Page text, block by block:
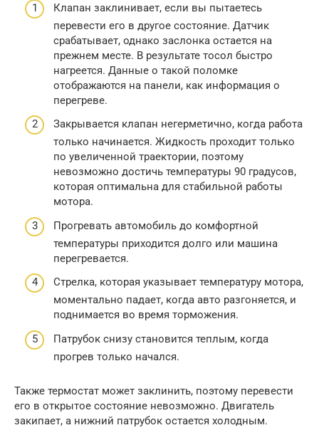
Клапан заклинивает, если вы пытаетесь
перевести его в другое состояние. Датчик
срабатывает, однако заслонка остается на
прежнем месте. В результате тосол быстро
нагреется. Данные о такой поломке
отображаются на панели, как информация о
перегреве.
Закрывается клапан негерметично, когда работа
только начинается. Жидкость проходит только
по увеличенной траектории, поэтому
невозможно достичь температуры 90 градусов,
которая оптимальна для стабильной работы
мотора.
Прогревать автомобиль до комфортной
температуры приходится долго или машина
перегревается.
Стрелка, которая указывает температуру мотора,
моментально падает, когда авто разгоняется, и
поднимается во время торможения.
Патрубок снизу становится теплым, когда
прогрев только начался.
Также термостат может заклинить, поэтому перевести
его в открытое состояние невозможно. Двигатель
закипает, а нижний патрубок остается холодным.